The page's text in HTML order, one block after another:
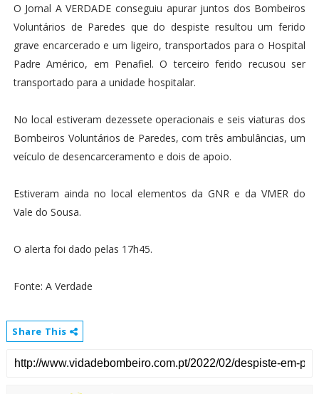
O Jornal A VERDADE conseguiu apurar juntos dos Bombeiros
Voluntários de Paredes que do despiste resultou um ferido
grave encarcerado e um ligeiro, transportados para o Hospital
Padre Américo, em Penafiel. O terceiro ferido recusou ser
transportado para a unidade hospitalar.
No local estiveram dezessete operacionais e seis viaturas dos
Bombeiros Voluntários de Paredes, com três ambulâncias, um
veículo de desencarceramento e dois de apoio.
Estiveram ainda no local elementos da GNR e da VMER do
Vale do Sousa.
O alerta foi dado pelas 17h45.
Fonte: A Verdade
Share This